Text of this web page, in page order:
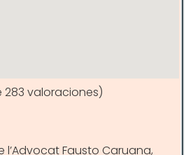
283 valoraciones)
l’Advocat Fausto Caruana,